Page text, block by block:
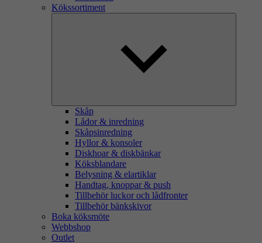
Kökssortiment
Skåp
Lådor & inredning
Skåpsinredning
Hyllor & konsoler
Diskhoar & diskbänkar
Köksblandare
Belysning & elartiklar
Handtag, knoppar & push
Tillbehör luckor och lådfronter
Tillbehör bänkskivor
Boka köksmöte
Webbshop
Outlet